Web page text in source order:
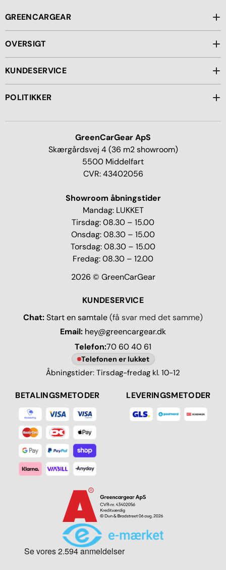
GREENCARGEAR
OVERSIGT
KUNDESERVICE
POLITIKKER
GreenCarGear ApS
Skærgårdsvej 4 (36 m2 showroom)
5500 Middelfart
CVR: 43402056
Showroom åbningstider
Mandag: LUKKET
Tirsdag: 08.30 – 15.00
Onsdag: 08.30 – 15.00
Torsdag: 08.30 – 15.00
Fredag: 08.30 – 12.00
2026 © GreenCarGear
KUNDESERVICE
Chat:Start en samtale(få svar med det samme)
Email: hey@greencargear.dk
Telefon:70 60 40 61
Telefonen er lukket
Åbningstider: Tirsdag-fredag kl. 10-12
BETALINGSMETODER LEVERINGSMETODER